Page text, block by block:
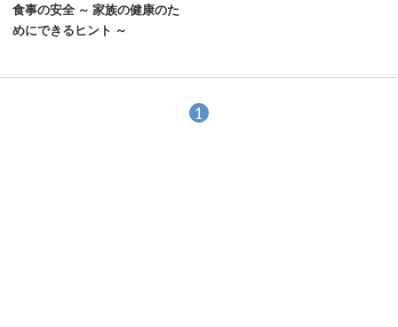
食事の安全 ～ 家族の健康のた
めにできるヒント ～
1